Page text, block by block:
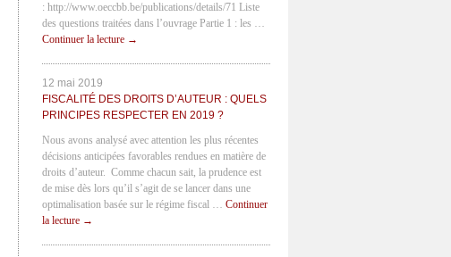
: http://www.oeccbb.be/publications/details/71 Liste
des questions traitées dans l’ouvrage Partie 1 : les …
Continuer la lecture →
12 mai 2019
FISCALITÉ DES DROITS D’AUTEUR : QUELS
PRINCIPES RESPECTER EN 2019 ?
Nous avons analysé avec attention les plus récentes
décisions anticipées favorables rendues en matière de
droits d’auteur. Comme chacun sait, la prudence est
de mise dès lors qu’il s’agit de se lancer dans une
optimalisation basée sur le régime fiscal …Continuer
la lecture →